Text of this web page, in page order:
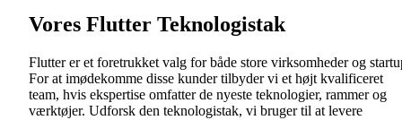
Vores Flutter Teknologistak
Flutter er et foretrukket valg for både store virksomheder og
For at imødekomme disse kunder tilbyder vi et højt kvalificeret
team, hvis ekspertise omfatter de nyeste teknologier, rammer og
værktøjer. Udforsk den teknologistak, vi bruger til at levere